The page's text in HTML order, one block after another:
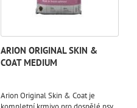
ARION ORIGINAL SKIN &
COAT MEDIUM
Arion Original Skin & Coat je